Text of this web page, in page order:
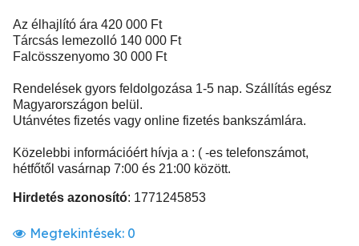
Az élhajlító ára 420 000 Ft
Tárcsás lemezolló 140 000 Ft
Falcösszenyomo 30 000 Ft
Rendelések gyors feldolgozása 1-5 nap. Szállítás egész
Magyarországon belül.
Utánvétes fizetés vagy online fizetés bankszámlára.
Közelebbi információért hívja a : ( -es telefonszámot,
hétfőtől vasárnap 7:00 és 21:00 között.
Hirdetés azonosító: 1771245853
Megtekintések: 0